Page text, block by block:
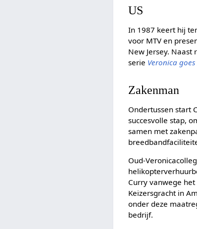
US
In 1987 keert hij
voor MTV en
New Jersey.
serie Veronica
Zakenman
Ondertussen start
succesvolle stap,
samen met
Oud-
Curry vanwege
Keizersgracht in
onder deze
bedrijf.